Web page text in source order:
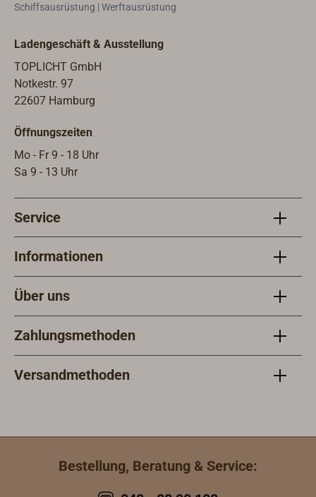
integrierten Softtaster und können
werden.Für die Nachtfahrt kann bei
der Main-Leuchte zwischen
warmweißem (3000 Kelvin) oder
rotem Licht gewählt werden, bei
Leuchten automatisch
ausgeschaltet.Der Korpus der
Leuchte ist aus robustem Metall, mit
goldfarbender Oberfläche. Die
ein blendfreies Licht, die Verteilung
der LEDs für ein schönes homogenes
Hight-Power LEDs (3 x 1 Watt) mit
einem Abstrahlwinkel von 90° zum
Einsatz.Lieferung inklusive
Leuchtmittel, Anschlussfertig für 12
& 24 Volt Gleichspannung.
Schiffsausrüstung | Werftausrüstung
Ladengeschäft & Ausstellung
TOPLICHT GmbH
Notkestr. 97
22607 Hamburg
Öffnungszeiten
Mo - Fr 9 - 18 Uhr
Sa 9 - 13 Uhr
Service
Informationen
Über uns
Zahlungsmethoden
Versandmethoden
Bestellung, Beratung & Service: